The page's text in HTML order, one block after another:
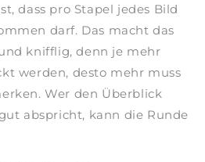
dass pro Stapel jedes Bild
darf. Das macht das
knifflig, denn je mehr
werden, desto mehr muss
Wer den Überblick
abspricht, kann die Runde